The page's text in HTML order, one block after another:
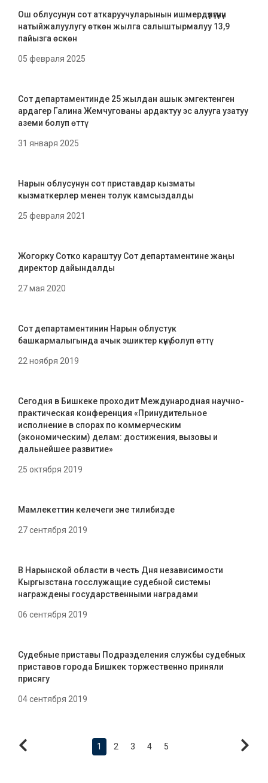
Ош облусунун сот аткаруучуларынын ишмердүүлүгүнүн
натыйжалуулугу өткөн жылга салыштырмалуу 13,9
пайызга өскөн
05 февраля 2025
Сот департаментинде 25 жылдан ашык эмгектенген
ардагер Галина Жемчугованы ардактуу эс алууга узатуу
аземи болуп өттү
31 января 2025
Нарын облусунун сот приставдар кызматы
кызматкерлер менен толук камсыздалды
25 февраля 2021
Жогорку Сотко караштуу Сот департаментине жаңы
директор дайындалды
27 мая 2020
Сот департаментинин Нарын облустук
башкармалыгында ачык эшиктер күнү болуп өттү
22 ноября 2019
Сегодня в Бишкеке проходит Международная научно-
практическая конференция «Принудительное
исполнение в спорах по коммерческим
(экономическим) делам: достижения, вызовы и
дальнейшее развитие»
25 октября 2019
Мамлекеттин келечеги эне тилибизде
27 сентября 2019
В Нарынской области в честь Дня независимости
Кыргызстана госслужащие судебной системы
награждены государственными наградами
06 сентября 2019
Судебные приставы Подразделения службы судебных
приставов города Бишкек торжественно приняли
присягу
04 сентября 2019
1 2 3 4 5